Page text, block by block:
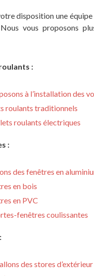
disposition une
vous proposons
:
à l’installation des
roulants traditionnels
roulants électriques
:
des fenêtres en
en bois
en PVC
fenêtres coulissantes
des stores